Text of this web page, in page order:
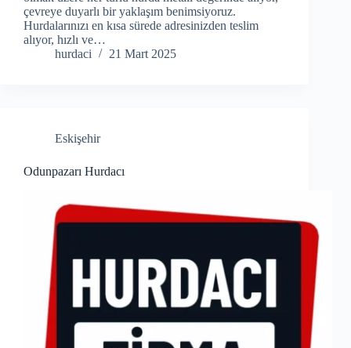
çevreye duyarlı bir yaklaşım benimsiyoruz.
Hurdalarınızı en kısa sürede adresinizden teslim
alıyor, hızlı ve…
hurdaci
21 Mart 2025
Eskişehir
Odunpazarı Hurdacı